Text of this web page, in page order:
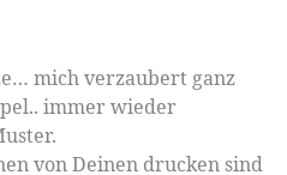
mich verzaubert ganz
immer wieder
von Deinen drucken sind